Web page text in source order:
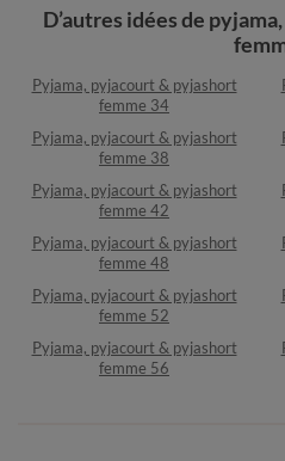
D’autres idées de
Pyjama, pyjacourt & pyjashort
femme 34
Pyjama, pyjacourt & pyjashort
femme 38
Pyjama, pyjacourt & pyjashort
femme 42
Pyjama, pyjacourt & pyjashort
femme 48
Pyjama, pyjacourt & pyjashort
femme 52
Pyjama, pyjacourt & pyjashort
femme 56